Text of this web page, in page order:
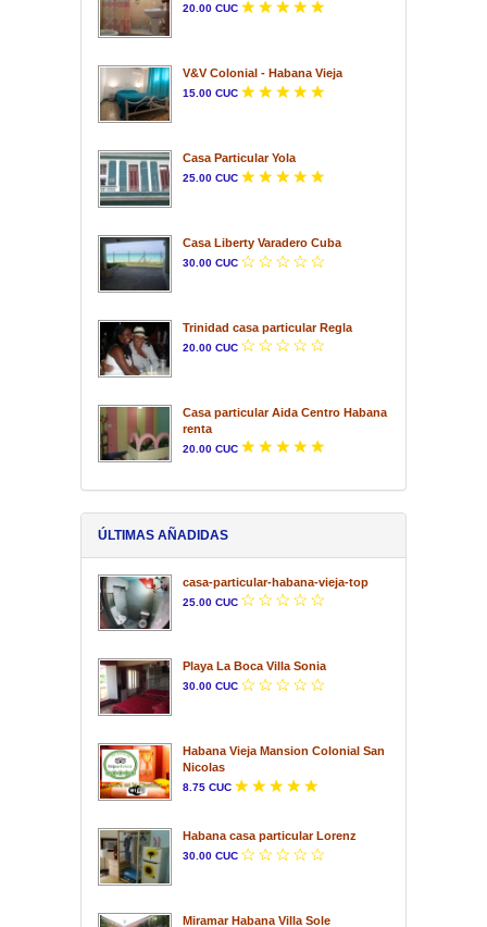
20.00 CUC
V&V Colonial - Habana Vieja
15.00 CUC
Casa Particular Yola
25.00 CUC
Casa Liberty Varadero Cuba
30.00 CUC
Trinidad casa particular Regla
20.00 CUC
Casa particular Aida Centro Habana
renta
20.00 CUC
ÚLTIMAS AÑADIDAS
casa-particular-habana-vieja-top
25.00 CUC
Playa La Boca Villa Sonia
30.00 CUC
Habana Vieja Mansion Colonial San
Nicolas
8.75 CUC
Habana casa particular Lorenz
30.00 CUC
Miramar Habana Villa Sole